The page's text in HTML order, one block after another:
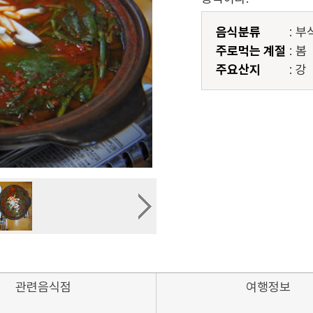
음식분류
: 부
주로먹는 계절 : 봄
주요산지
: 강
관련음식점 여행정보